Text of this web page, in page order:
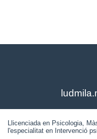
Llicenciada en Psicologia,
l'especialitat en Intervenció